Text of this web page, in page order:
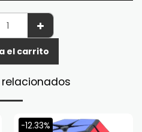
el carrito
-12.33%